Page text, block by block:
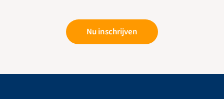
Nu inschrijven